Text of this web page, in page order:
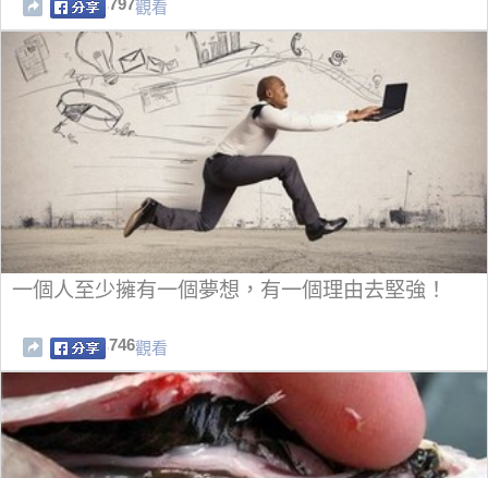
797觀看
一個人至少擁有一個夢想，有一個理由去堅強！
746觀看